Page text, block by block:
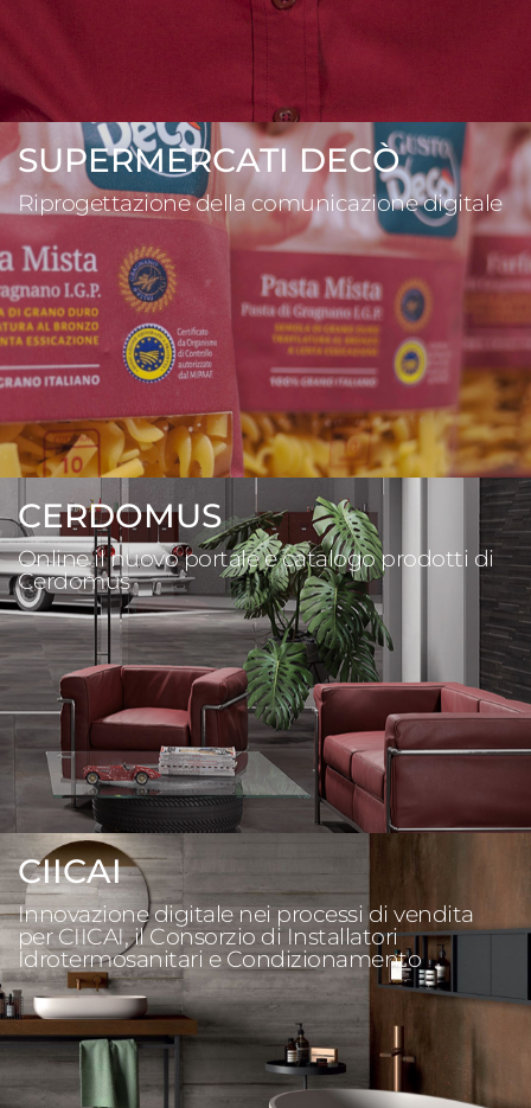
SUPERMERCATI DECÒ
Riprogettazione della comunicazione digitale
CERDOMUS
Online il nuovo portale e catalogo prodotti di
Cerdomus
CIICAI
Innovazione digitale nei processi di vendita
per CIICAI, il Consorzio di Installatori
Idrotermosanitari e Condizionamento